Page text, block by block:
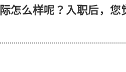
怎么样呢？入职后，您